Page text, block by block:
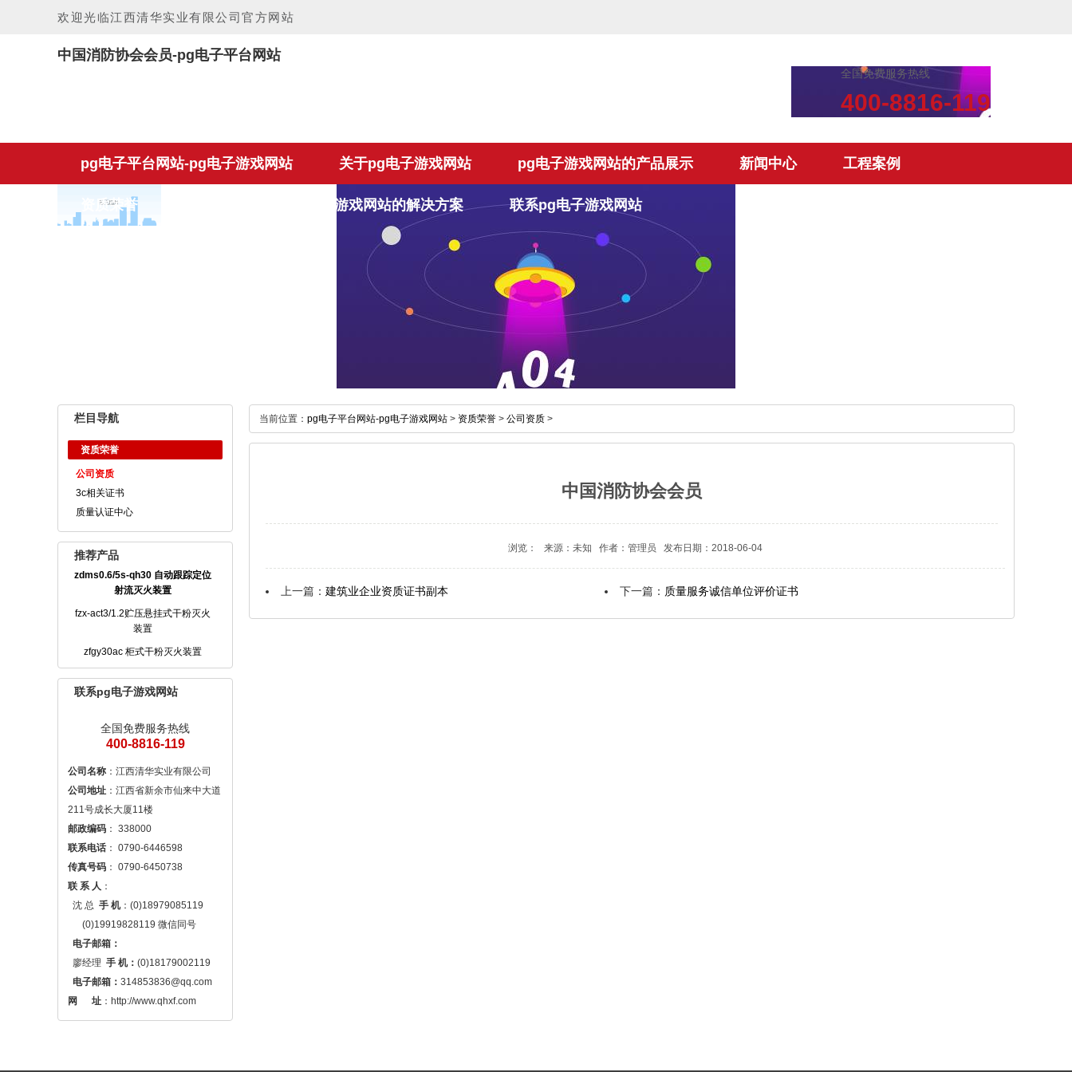
欢迎光临江西清华实业有限公司官方网站
中国消防协会会员-pg电子平台网站
全国免费服务热线
400-8816-119
pg电子平台网站-pg电子游戏网站 关于pg电子游戏网站 pg电子游戏网站的产品展示 新闻中心 工程案例
资质荣誉 pg电子游戏网站的解决方案 联系pg电子游戏网站
栏目导航
资质荣誉
公司资质
3c相关证书
质量认证中心
推荐产品
zdms0.6/5s-qh30 自动跟踪定位
射流灭火装置
fzx-act3/1.2贮压悬挂式干粉灭火
装置
zfgy30ac 柜式干粉灭火装置
联系pg电子游戏网站
全国免费服务热线
400-8816-119
公司名称
公司地址 ：江西省新余市仙来中大道
邮政编码
联系电话
传真号码
联 系 人 ：
  沈 总
手 机：(0)18979085119
电子邮箱：
  廖经理
手 机： (0)18179002119
电子邮箱： 314853836@qq.com
网 　 址 ：http://www.qhxf.com
当前位置： pg电子平台网站-pg电子游戏网站 > 资质荣誉 > 公司资质 >
中国消防协会会员
浏览： 来源：未知 作者：管理员 发布日期：2018-06-04
上一篇： 建筑业企业资质证书副本 下一篇： 质量服务诚信单位评价证书